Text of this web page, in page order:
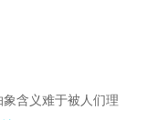
涵盖数据存储、数据集成、
含义难于被人们理